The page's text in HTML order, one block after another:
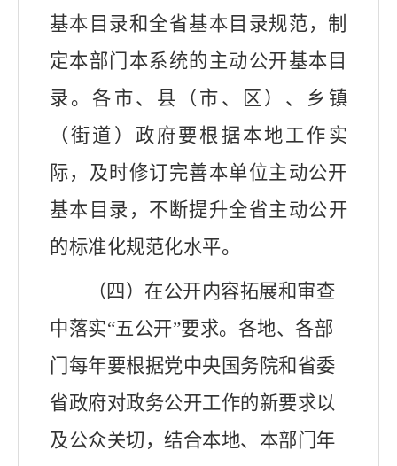
基本目录和全省基本目录规范，制
定本部门本系统的主动公开基本目
录。各市、县（市、区）、乡镇
（街道）政府要根据本地工作实
际，及时修订完善本单位主动公开
基本目录， 不断提升全省主动公开
的标准化规范化水平。
（四）在公开内容拓展和审查
中落实“五公开”要求。 各地、各部
门每年要根据党中央国务院和省委
省政府对政务公开工作的新要求以
及公众关切， 结合本地、本部门年